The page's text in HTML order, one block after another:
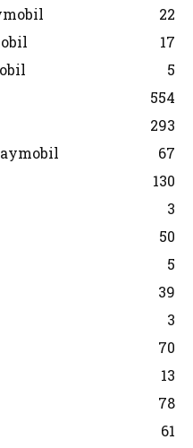
22
17
5
554
293
67
130
3
50
5
39
3
70
13
78
61